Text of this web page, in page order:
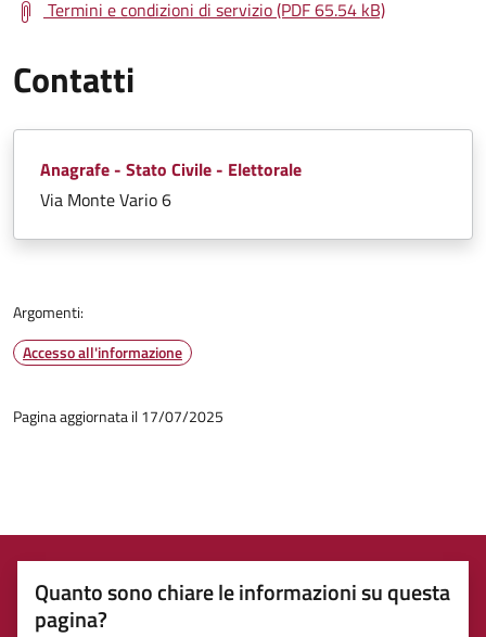
Termini e condizioni di servizio (PDF 65.54 kB)
Contatti
Anagrafe - Stato Civile - Elettorale
Via Monte Vario 6
Argomenti:
Accesso all'informazione
Pagina aggiornata il 17/07/2025
Quanto sono chiare le informazioni su questa
pagina?